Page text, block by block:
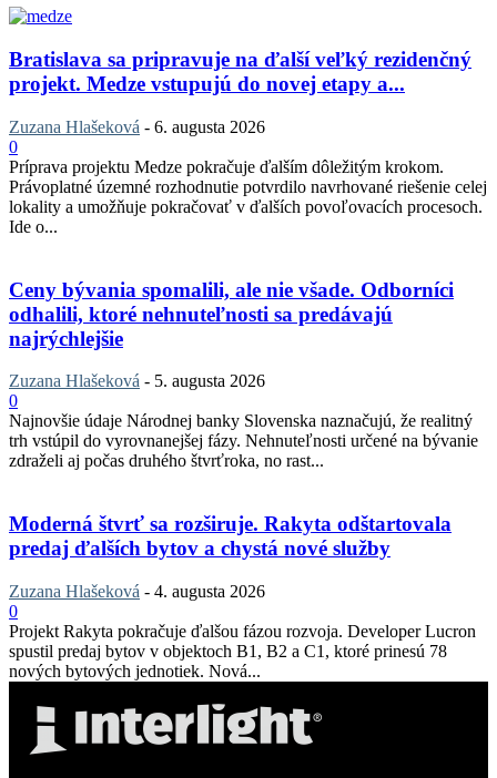
Bratislava sa pripravuje na ďalší veľký rezidenčný
projekt. Medze vstupujú do novej etapy a...
Zuzana Hlašeková - 6. augusta 2026
0
Príprava projektu Medze pokračuje ďalším dôležitým krokom.
Právoplatné územné rozhodnutie potvrdilo navrhované riešenie celej
lokality a umožňuje pokračovať v ďalších povoľovacích procesoch.
Ide o...
Ceny bývania spomalili, ale nie všade. Odborníci
odhalili, ktoré nehnuteľnosti sa predávajú
najrýchlejšie
Zuzana Hlašeková - 5. augusta 2026
0
Najnovšie údaje Národnej banky Slovenska naznačujú, že realitný
trh vstúpil do vyrovnanejšej fázy. Nehnuteľnosti určené na bývanie
zdraželi aj počas druhého štvrťroka, no rast...
Moderná štvrť sa rozširuje. Rakyta odštartovala
predaj ďalších bytov a chystá nové služby
Zuzana Hlašeková - 4. augusta 2026
0
Projekt Rakyta pokračuje ďalšou fázou rozvoja. Developer Lucron
spustil predaj bytov v objektoch B1, B2 a C1, ktoré prinesú 78
nových bytových jednotiek. Nová...